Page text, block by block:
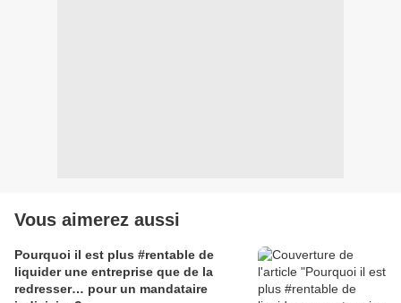
Vous aimerez aussi
Pourquoi il est plus #rentable de
liquider une entreprise que de la
redresser… pour un mandataire